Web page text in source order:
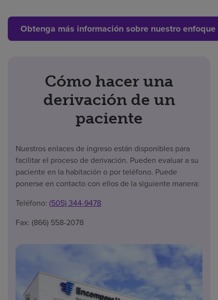
Obtenga más información sobre nuestro
Cómo hacer una
derivación de un
paciente
Nuestros enlaces de ingreso están disponibles para
facilitar el proceso de derivación. Pueden evaluar a su
paciente en la habitación o por teléfono. Puede
ponerse en contacto con ellos de la siguiente manera:
Teléfono: (505) 344-9478
Fax: (866) 558-2078